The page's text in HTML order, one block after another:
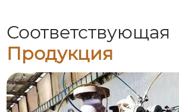
Соответствующая
Продукция